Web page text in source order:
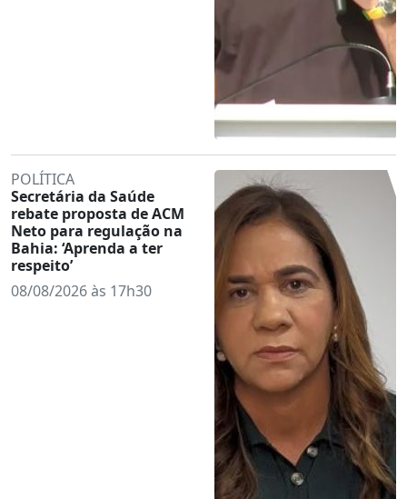
POLÍTICA
Secretária da Saúde
rebate proposta de ACM
Neto para regulação na
Bahia: ‘Aprenda a ter
respeito’
08/08/2026 às 17h30